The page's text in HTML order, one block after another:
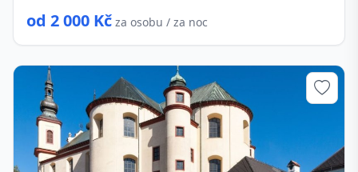
od 2 000 Kč za osobu / za noc